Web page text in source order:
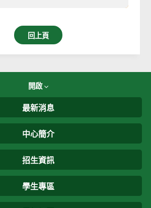
回上頁
開啟
最新消息
中心簡介
招生資訊
學生專區